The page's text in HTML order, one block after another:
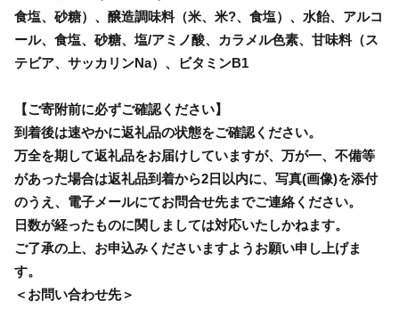
食塩、砂糖）、醸造調味料（米、米?、食塩）、水飴、アルコ
ール、食塩、砂糖、塩/アミノ酸、カラメル色素、甘味料（ス
テビア、サッカリンNa）、ビタミンB1
【ご寄附前に必ずご確認ください】
到着後は速やかに返礼品の状態をご確認ください。
万全を期して返礼品をお届けしていますが、万が一、不備等
があった場合は返礼品到着から2日以内に、写真(画像)を添付
のうえ、電子メールにてお問合せ先までご連絡ください。
日数が経ったものに関しましては対応いたしかねます。
ご了承の上、お申込みくださいますようお願い申し上げま
す。
＜お問い合わせ先＞